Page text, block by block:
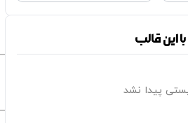
این قالب
پیدا نشد